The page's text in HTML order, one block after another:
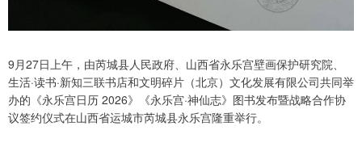
9月27日上午，由芮城县人民政府、山西省永乐宫壁画保护研究院、
生活·读书·新知三联书店和文明碎片（北京）文化发展有限公司共同举
办的《永乐宫日历 2026》《永乐宫·神仙志》图书发布暨战略合作协
议签约仪式在山西省运城市芮城县永乐宫隆重举行。